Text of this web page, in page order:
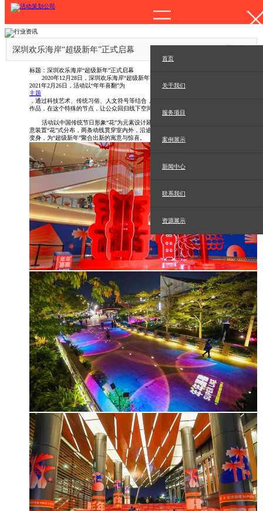
首页
关于我们
服务项目
案例展示
新闻中心
联系我们
资源展示
深圳欢乐海岸“超级新年”正式启幕
标题：深圳欢乐海岸“超级新年”正式启幕
2020年12月28日，深圳欢乐海岸“超级新年”正式启幕，将从2020年12月28日持续到
2021年2月26日，活动以“年年喜翻”为
主题
，通过科技艺术、传统习俗、人文符号等结合，打造一系列充满生命力、想象力的装置
作品，在这个特殊的节点，让公众回归线下空间，在城市街头相聚，邂逅“花”式惊喜。
活动以中国传统节日形象“花”为元素设计延展，将“花”的丰富多变充分表达，五大创
意装置“花”式分布，两条动线贯穿室内外，沿途感受“花”之惊喜。从“翻”再到“欢”的创意
变身，为“超级新年”聚合出新的寓意与惊喜。